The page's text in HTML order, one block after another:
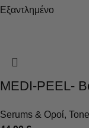
Εξαντλημένο
MEDI-PEEL-
Serums & Οροί,